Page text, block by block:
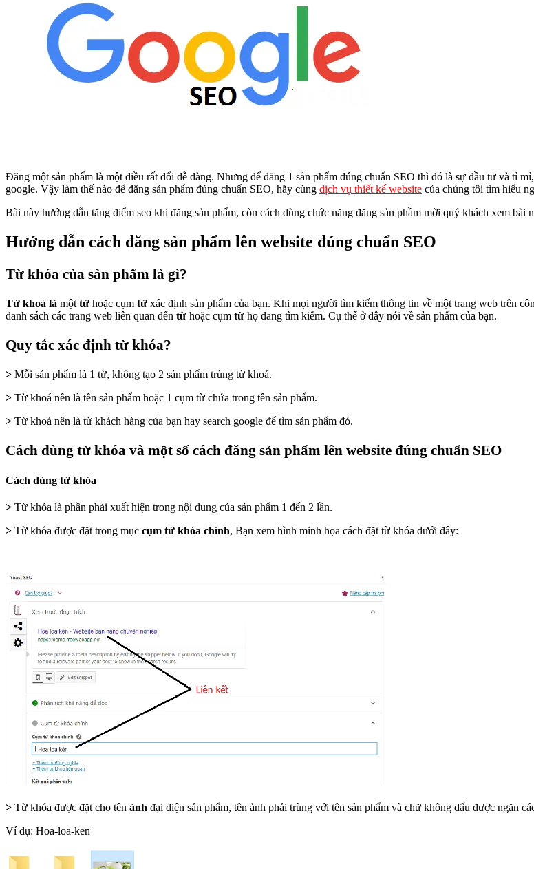
Đăng một sản phẩm là một điều rất đổi dễ dàng. Nhưng để đăng 1 sản phẩm đúng chuẩn SEO thì đó là sự đầu tư và tỉ
google. Vậy làm thế nào để đăng sản phẩm đúng chuẩn SEO, hãy cùng dịch vụ thiết kế website của chúng tôi tìm hiểu
Bài này hướng dẫn tăng điểm seo khi đăng sản phẩm, còn cách dùng chức năng đăng sản phầm mời quý khách xem bài
Hướng dẫn cách đăng sản phẩm lên website đúng chuẩn SEO
Từ khóa của sản phẩm là gì?
Từ khoá là một từ hoặc cụm từ xác định sản phẩm của bạn. Khi mọi người tìm kiếm thông tin về một trang web trên
danh sách các trang web liên quan đến từ hoặc cụm từ họ đang tìm kiếm. Cụ thể ở đây nói về sản phẩm của bạn.
Quy tắc xác định từ khóa?
> Mỗi sản phẩm là 1 từ, không tạo 2 sản phẩm trùng từ khoá.
> Từ khoá nên là tên sản phẩm hoặc 1 cụm từ chứa trong tên sản phẩm.
> Từ khoá nên là từ khách hàng của bạn hay search google để tìm sản phẩm đó.
Cách dùng từ khóa và một số cách đăng sản phẩm lên website đúng chuẩn SEO
Cách dùng từ khóa
> Từ khóa là phần phải xuất hiện trong nội dung của sản phẩm 1 đến 2 lần.
> Từ khóa được đặt trong mục cụm từ khóa chính, Bạn xem hình minh họa cách đặt từ khóa dưới đây:
> Từ khóa được đặt cho tên ảnh đại diện sản phẩm, tên ảnh phải trùng với tên sản phẩm và chữ không dấu được ngăn
Ví dụ: Hoa-loa-ken